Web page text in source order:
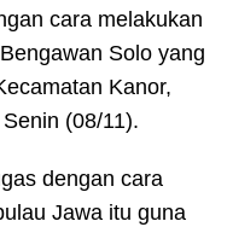
cara melakukan
Solo yang
Kanor,
(08/11).
dengan cara
Jawa itu guna